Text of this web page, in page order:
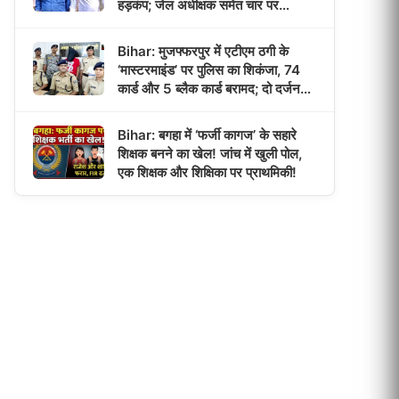
हड़कंप; जेल अधीक्षक समेत चार पर
Bihar: मुजफ्फरपुर में एटीएम ठगी के
‘मास्टरमाइंड’ पर पुलिस का शिकंजा, 74
कार्ड और 5 ब्लैक कार्ड बरामद; दो दर्जन
Bihar: बगहा में ‘फर्जी कागज’ के सहारे
शिक्षक बनने का खेल! जांच में खुली पोल,
एक शिक्षक और शिक्षिका पर प्राथमिकी!